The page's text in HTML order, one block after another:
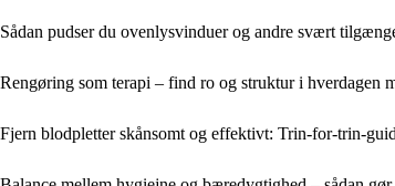
Sådan pudser du ovenlysvinduer og andre svært
Rengøring som terapi – find ro og struktur i hverdagen
Fjern blodpletter skånsomt og effektivt: Trin-for-trin-